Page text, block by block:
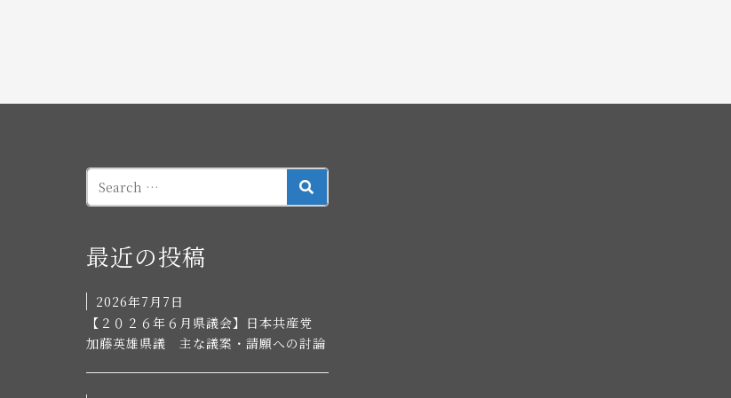
SEARCH
最近の投稿
2026年7月7日
【２０２６年６月県議会】日本共産党
加藤英雄県議 主な議案・請願への討論